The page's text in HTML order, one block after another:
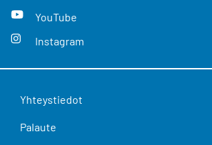
YouTube
Instagram
Yhteystiedot
Palaute